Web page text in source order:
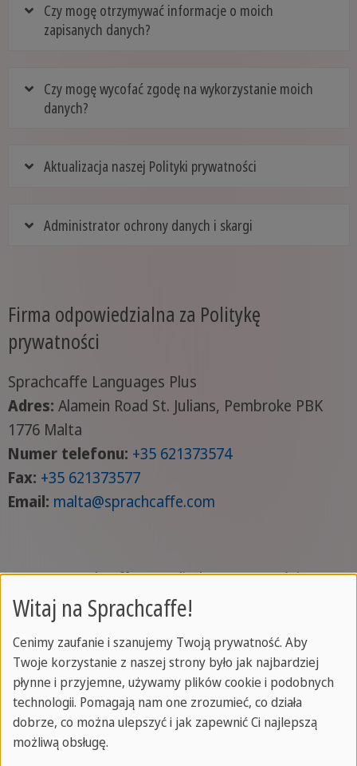
Czy mogę otrzymywać informacje o moich
zapisanych danych?
Czy mogę wycofać zgodę na wykorzystanie moich
danych?
Aktualizacja naszej Polityki prywatności
Administrator ochrony danych i skargi
Firma odpowiedzialna za Politykę
prywatności
Sprachcaffe Languages Plus
Adres: Alamein Road St. Julians, Pembroke PBK
1776 Malta
Numer telefonu: +35 621373574
Fax: +35 621373577
Email: malta@sprachcaffe.com
Sprachcaffe / Polityka prywatności
Witaj na Sprachcaffe!
Cenimy zaufanie i szanujemy Twoją prywatność. Aby
Twoje korzystanie z naszej strony było jak najbardziej
płynne i przyjemne, używamy plików cookie i podobnych
technologii. Pomagają nam one zrozumieć, co działa
dobrze, co można ulepszyć i jak zapewnić Ci najlepszą
możliwą obsługę.